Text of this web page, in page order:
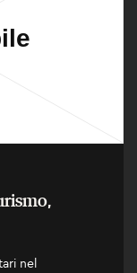
nel